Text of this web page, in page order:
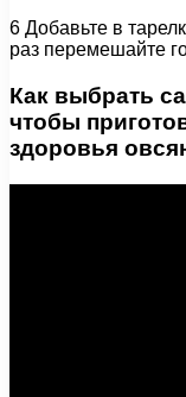
6 Добавьте в
раз перемешайте
Как выбрать
чтобы
здоровья